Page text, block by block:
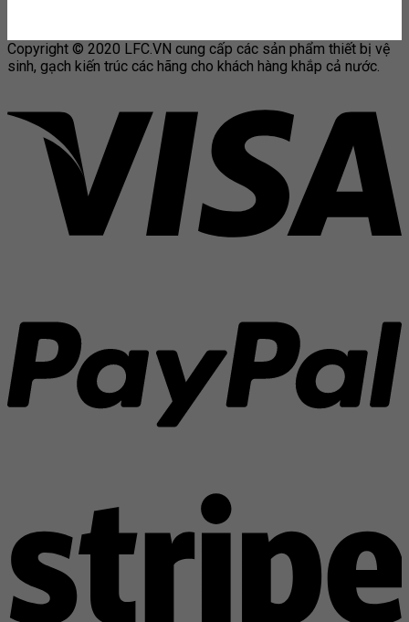
Copyright © 2020 LFC.VN cung cấp các sản phẩm thiết bị vệ
sinh, gạch kiến trúc các hãng cho khách hàng khắp cả nước.